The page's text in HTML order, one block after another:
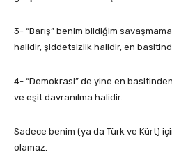
3- “Barış” benim bildiğim
halidir, şiddetsizlik halidir, en
4- “Demokrasi” de yine en
ve eşit davranılma halidir.
Sadece benim (ya da Türk ve Kürt)
olamaz.